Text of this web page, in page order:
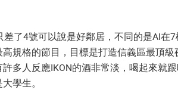
差了4號可以說是好鄰居，不同的是AI
規格的節目，目標是打造信義區最頂
多人反應IKON的酒非常淡，喝起來就
學生。